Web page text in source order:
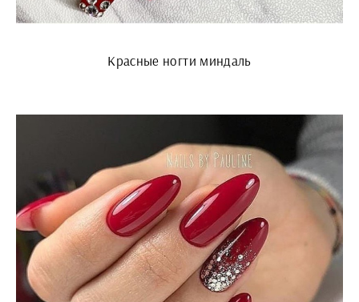
Красные ногти миндаль